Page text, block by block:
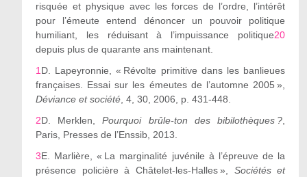
risquée et physique avec les forces de l’ordre, l’intérêt
pour l’émeute entend dénoncer un pouvoir politique
humiliant, les réduisant à l’impuissance politique20
depuis plus de quarante ans maintenant.
1D. Lapeyronnie, « Révolte primitive dans les banlieues
françaises. Essai sur les émeutes de l’automne 2005 »,
Déviance et société, 4, 30, 2006, p. 431-448.
2D. Merklen,Pourquoi brûle-ton des bibilothèques ?,
Paris, Presses de l’Enssib, 2013.
3E. Marlière,« La marginalité juvénile à l’épreuve de la
présence policière à Châtelet-les-Halles », Sociétés et